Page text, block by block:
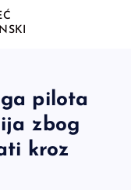
pilota
zbog
kroz